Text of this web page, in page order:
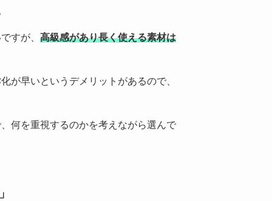
すが、 高級感があり長く使える素材は
が早いというデメリットがあるので、
何を重視するのかを考えながら選んで